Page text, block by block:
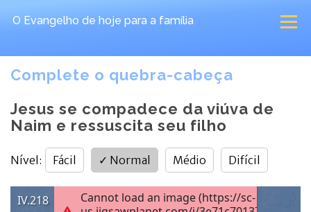
O Evangelho de hoje para a família
Complete o quebra-cabeça
Jesus se compadece da viúva de
Naim e ressuscita seu filho
Nível : Fácil ✓ Normal Médio Difícil